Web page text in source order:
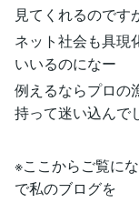
見てくれるのです
ネット社会も具
いいるのになー
例えるならプロの
持って迷い込んで
※ここからご覧に
で私のブログを